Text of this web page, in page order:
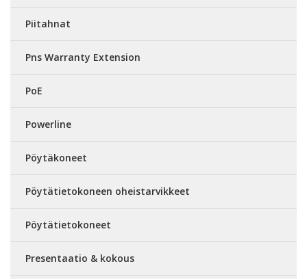
Piitahnat
Pns Warranty Extension
PoE
Powerline
Pöytäkoneet
Pöytätietokoneen oheistarvikkeet
Pöytätietokoneet
Presentaatio & kokous